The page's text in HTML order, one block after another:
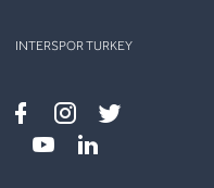
INTERSPOR TURKEY
Facebook
instagram
twitter